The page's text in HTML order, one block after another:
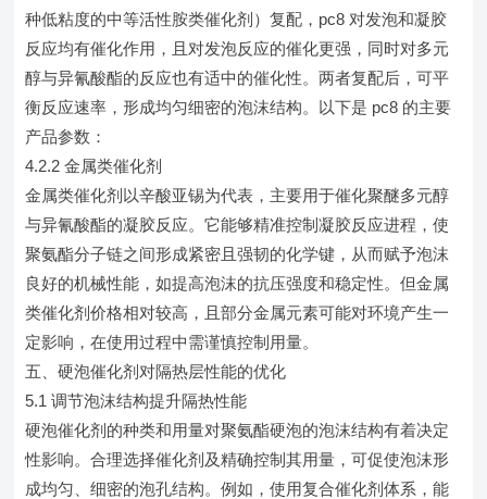
种低粘度的中等活性胺类催化剂）复配，pc8 对发泡和凝胶
反应均有催化作用，且对发泡反应的催化更强，同时对多元
醇与异氰酸酯的反应也有适中的催化性。两者复配后，可平
衡反应速率，形成均匀细密的泡沫结构。以下是 pc8 的主要
产品参数：
4.2.2 金属类催化剂
金属类催化剂以辛酸亚锡为代表，主要用于催化聚醚多元醇
与异氰酸酯的凝胶反应。它能够精准控制凝胶反应进程，使
聚氨酯分子链之间形成紧密且强韧的化学键，从而赋予泡沫
良好的机械性能，如提高泡沫的抗压强度和稳定性。但金属
类催化剂价格相对较高，且部分金属元素可能对环境产生一
定影响，在使用过程中需谨慎控制用量。
五、硬泡催化剂对隔热层性能的优化
5.1 调节泡沫结构提升隔热性能
硬泡催化剂的种类和用量对聚氨酯硬泡的泡沫结构有着决定
性影响。合理选择催化剂及精确控制其用量，可促使泡沫形
成均匀、细密的泡孔结构。例如，使用复合催化剂体系，能